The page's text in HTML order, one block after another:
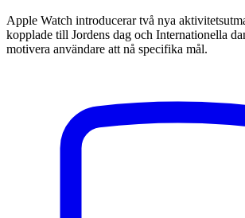
Apple Watch introducerar två nya
kopplade till Jordens dag och Internationella
motivera användare att nå specifika mål.